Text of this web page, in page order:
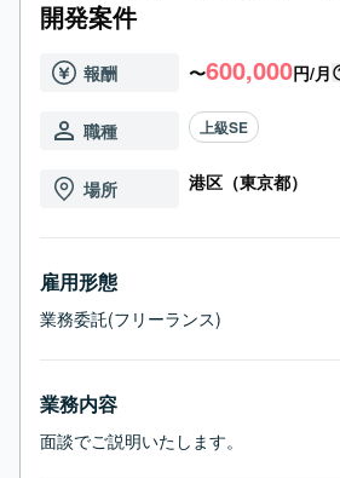
開発案件
報酬 〜600,000円/月
職種 上級SE
場所 港区（東京都）
雇用形態
業務委託(フリーランス)
業務内容
面談でご説明いたします。